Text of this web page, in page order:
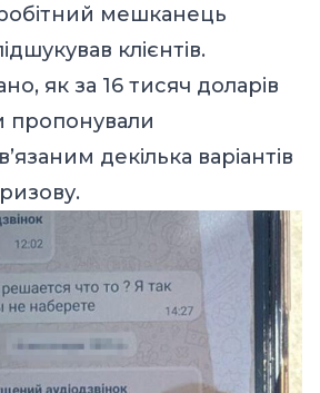
мешканець
клієнтів.
як за 16 тисяч доларів
пропонували
декілька варіантів